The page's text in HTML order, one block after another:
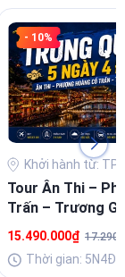
- 10%
Khởi hành từ: TP
Tour Ân Thi –
Trấn – Trương
15.490.000₫
Thời gian: 5N4Đ